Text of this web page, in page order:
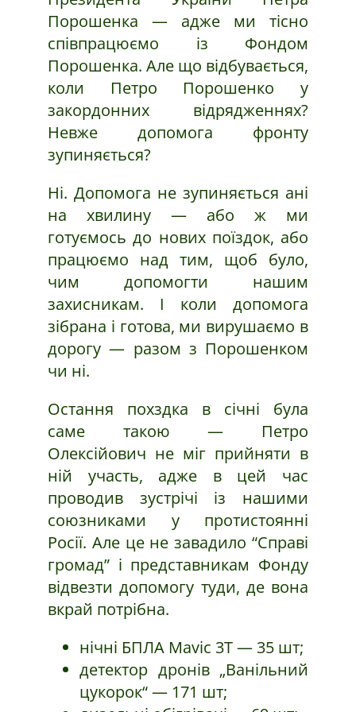
Порошенка — адже ми тісно
співпрацюємо із Фондом
Порошенка. Але що відбувається,
коли Петро Порошенко у
закордонних відрядженнях?
Невже допомога фронту
зупиняється?
Ні. Допомога не зупиняється ані
на хвилину — або ж ми
готуємось до нових поїздок, або
працюємо над тим, щоб було,
чим допомогти нашим
захисникам. І коли допомога
зібрана і готова, ми вирушаємо в
дорогу — разом з Порошенком
чи ні.
Остання похздка в січні була
саме такою — Петро
Олексійович не міг прийняти в
ній участь, адже в цей час
проводив зустрічі із нашими
союзниками у протистоянні
Росії. Але це не завадило “Справі
громад” і представникам Фонду
відвезти допомогу туди, де вона
вкрай потрібна.
нічні БПЛА Mavic 3T — 35 шт;
детектор дронів „Ванільний
цукорок“ — 171 шт;